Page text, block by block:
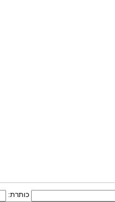
כותרת: